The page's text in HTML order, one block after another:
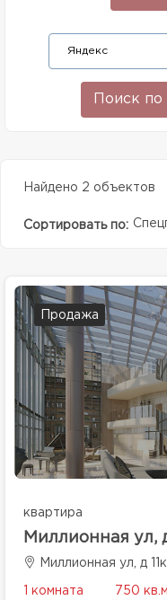
Поиск по
Найдено 2 объектов
Сортировать по:
Продажа
квартира
Миллионная ул,
Миллионная ул, д
1 комната 750 кв.м.